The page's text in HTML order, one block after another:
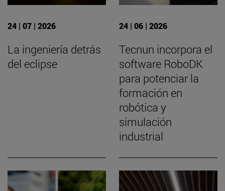
24 | 07 | 2026
La ingeniería detrás
del eclipse
24 | 06 | 2026
Tecnun incorpora el
software RoboDK
para potenciar la
formación en
robótica y
simulación
industrial